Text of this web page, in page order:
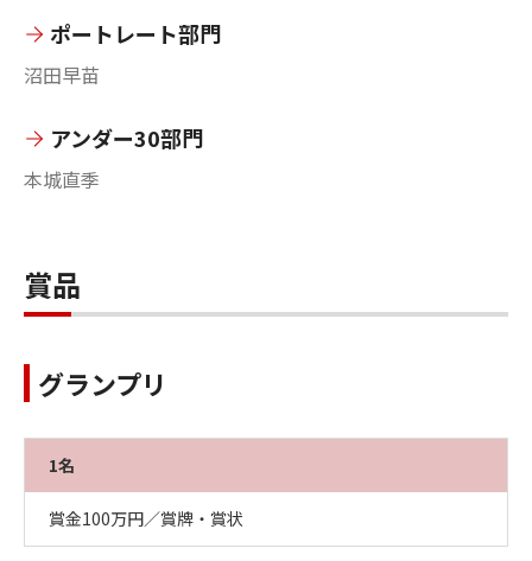
ポートレート部門
沼田早苗
アンダー30部門
本城直季
賞品
グランプリ
1名
賞金100万円／賞牌・賞状